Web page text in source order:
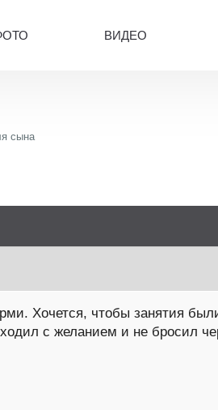
ВИДЕО
сына
Хочется, чтобы занятия
с желанием и не бросил